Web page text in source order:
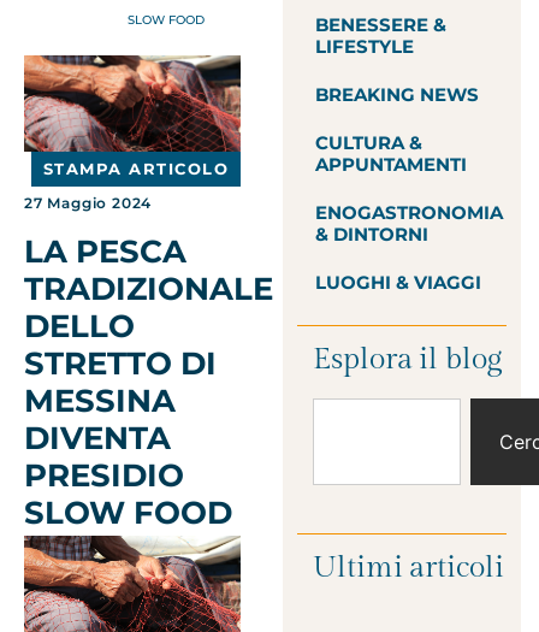
SLOW FOOD
STAMPA ARTICOLO
27 Maggio 2024
LA PESCA
TRADIZIONALE
DELLO
STRETTO DI
MESSINA
DIVENTA
PRESIDIO
SLOW FOOD
BENESSERE &
LIFESTYLE
BREAKING NEWS
CULTURA &
APPUNTAMENTI
ENOGASTRONOMIA
& DINTORNI
LUOGHI & VIAGGI
Esplora il blog
Ultimi articoli